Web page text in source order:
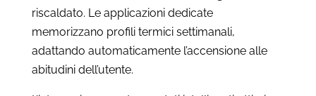
riscaldato. Le applicazioni dedicate
memorizzano profili termici settimanali,
adattando automaticamente l’accensione alle
abitudini dell’utente.